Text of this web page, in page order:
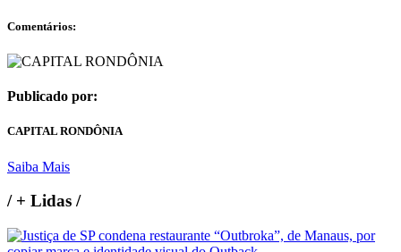
Comentários:
Publicado por:
CAPITAL RONDÔNIA
Saiba Mais
/+ Lidas /